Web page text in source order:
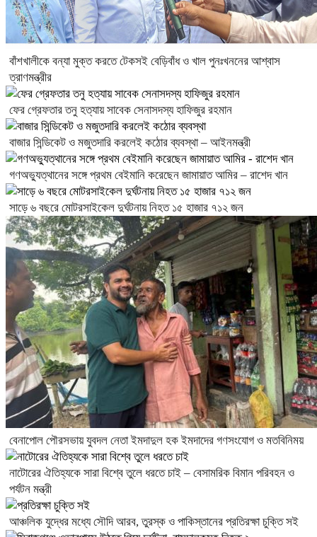
বাঁশখালীকে বন্যা মুক্ত করতে টেকসই বেড়িবাঁধ ও খাল পুনঃখননের আশ্বাস
ত্রাণমন্ত্রীর
ফের গ্রেফতার তনু হত্যায় সাবেক সেনাসদস্য হাফিজুর রহমান
বাজার সিন্ডিকেট ও মজুতদারি করলেই কঠোর ব্যবস্থা – আইনমন্ত্রী
গণঅভ্যুত্থানের সঙ্গে প্রথম বেইমানি করেছেন জামায়াত আমির – রাশেদ খান
সাড়ে ৬ বছরে মোটরসাইকেল দুর্ঘটনায় নিহত ১৫ হাজার ৭১২ জন
বেনাপোল পৌরসভায় যুবদল নেতা ইমদাদুল হক ইমদাদের গণসংযোগ ও মতবিনিময়
নাটোরের ঐতিহ্যকে সারা বিশ্বে তুলে ধরতে চাই – বেসামরিক বিমান পরিবহন ও
পর্যটন মন্ত্রী
আঞ্চলিক যুদ্ধের মধ্যে সৌদি আরব, তুরস্ক ও পাকিস্তানের প্রতিরক্ষা চুক্তি সই